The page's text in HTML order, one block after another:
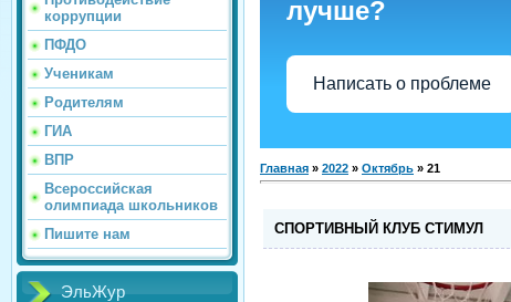
коррупции
ПФДО
Ученикам
Родителям
ГИА
ВПР
Всероссийская
олимпиада школьников
Пишите нам
ЭльЖур
лучше?
Написать о проблеме
Главная » 2022 » Октябрь » 21
СПОРТИВНЫЙ КЛУБ СТИМУЛ